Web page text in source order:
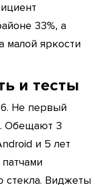
33%, а
малой яркости
и тесты
Не первый
Обещают 3
и 5 лет
стекла. Виджеты